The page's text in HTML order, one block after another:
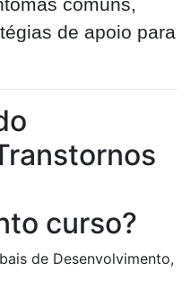
comuns,
de apoio para
curso?
de Desenvolvimento,